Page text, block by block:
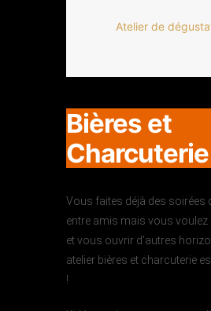
Atelier de
Bières et
Charcuterie
Vous faites déjà des soirées
entre amis mais vous voulez
et vous ouvrir d’autres
atelier bières et charcuterie
!